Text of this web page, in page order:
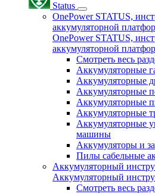
Status
OnePower STATUS,
аккумуляторной
OnePower STATUS,
аккумуляторной
Смотреть весь
Аккумуляторные
Аккумуляторные
Аккумуляторные
Аккумуляторные
Аккумуляторные
Аккумуляторные
машины
Аккумуляторы и
Пилы сабельные
Аккумуляторный
Аккумуляторный
Смотреть весь